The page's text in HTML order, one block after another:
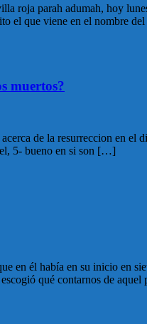
roja parah adumah, hoy
el que viene en el nombre
muertos?
de la resurreccion en
5- bueno en si son […]
en él había en su inicio en
qué contarnos de